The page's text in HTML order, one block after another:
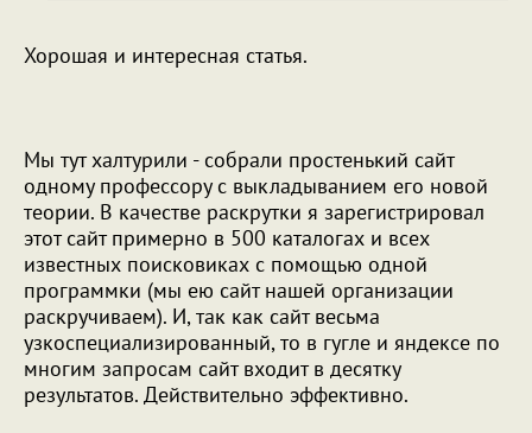
Хорошая и интересная статья.
Мы тут халтурили - собрали простенький сайт
одному профессору с выкладыванием его новой
теории. В качестве раскрутки я зарегистрировал
этот сайт примерно в 500 каталогах и всех
известных поисковиках с помощью одной
программки (мы ею сайт нашей организации
раскручиваем). И, так как сайт весьма
узкоспециализированный, то в гугле и яндексе по
многим запросам сайт входит в десятку
результатов. Действительно эффективно.